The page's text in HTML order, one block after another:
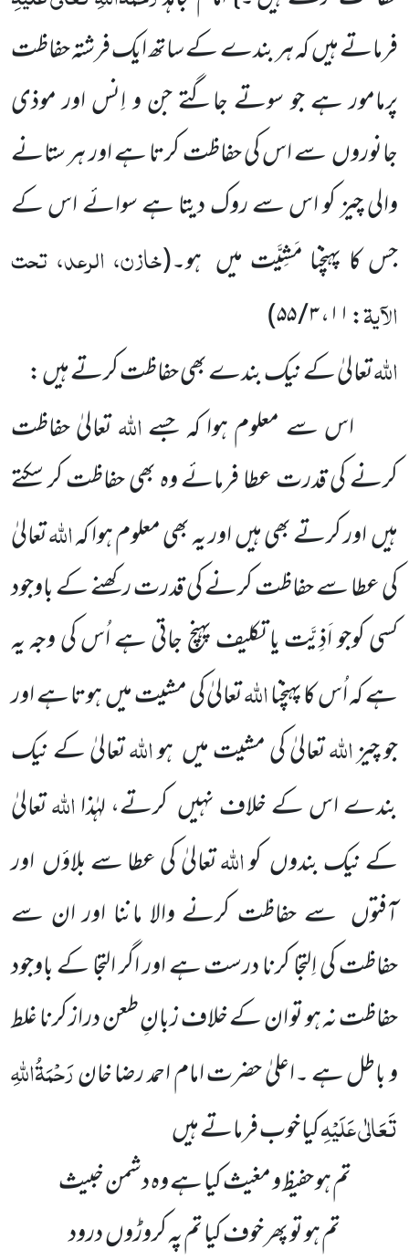
فرماتے ہیں کہ ہر بندے کے ساتھ ایک فرشتہ حفاظت
پرمامور ہے جو سوتے جاگتے جن و اِنس اور موذی
جانوروں سے اس کی حفاظت کرتا ہے اور ہر ستانے
والی چیز کو اس سے روک دیتا ہے سوائے اس کے
جس کا پہنچنا مَشِیَّت میں ہو۔(خازن، الرعد، تحت
الآیۃ:۱۱،۳ / ۵۵ )
اللّٰہتعالیٰ کے نیک بندے بھی حفاظت کرتے ہیں :
اس سے معلوم ہوا کہ جسےاللّٰہتعالیٰ حفاظت
کرنے کی قدرت عطا فرمائے وہ بھی حفاظت کر سکتے
ہیں اور کرتے بھی ہیں اور یہ بھی معلوم ہوا کہاللّٰہتعالیٰ
کی عطا سے حفاظت کرنے کی قدرت رکھنے کے باوجود
کسی کوجو اَذِیَّت یا تکلیف پہنچ جاتی ہے اُس کی وجہ یہ
ہے کہ اُس کا پہنچنااللّٰہتعالیٰ کی مشیت میں ہوتا ہے اور
جو چیزاللّٰہتعالیٰ کی مشیت میں ہواللّٰہتعالیٰ کے نیک
بندے اس کے خلاف نہیں کرتے، لہٰذااللّٰہتعالیٰ
کے نیک بندوں کواللّٰہتعالیٰ کی عطا سے بلاؤں اور
آفتوں سے حفاظت کرنے والا ماننا اور ان سے
حفاظت کی اِلتجا کرنا درست ہے اور اگر التجا کے باوجود
حفاظت نہ ہو تو ان کے خلاف زبانِ طعن دراز کرنا غلط
و باطل ہے ۔اعلیٰ حضرت امام احمد رضا خانرَحْمَۃُاللّٰہِ
تَعَالٰی عَلَیْہِکیا خوب فرماتے ہیں
تم ہو حفیظ و مغیث کیا ہے وہ دشمن خبیث
تم ہو تو پھر خوف کیا تم پہ کروڑوں درود